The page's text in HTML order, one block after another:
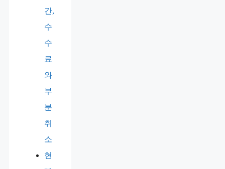
간,
수
수
료
와
부
분
취
소
현